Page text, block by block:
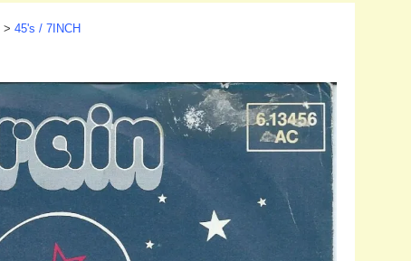
> 45's / 7INCH